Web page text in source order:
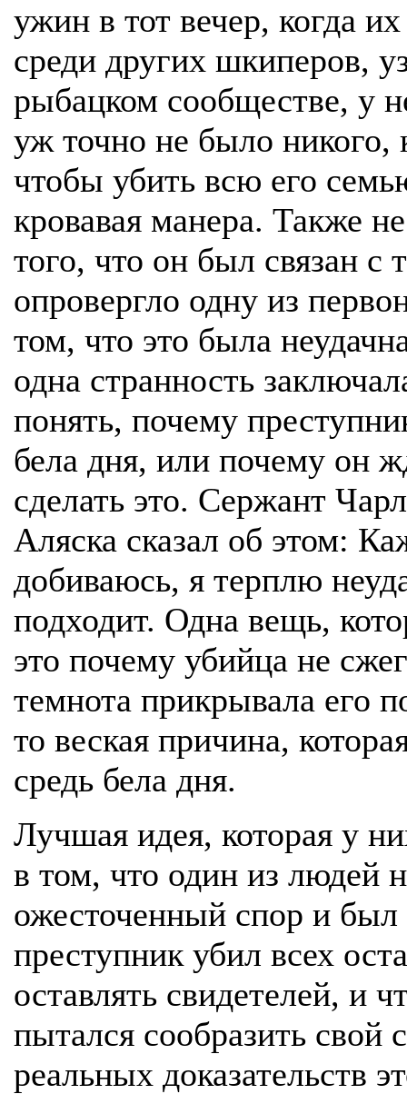
ужин в тот вечер, когда
среди других шкиперов,
рыбацком сообществе, у
уж точно не было никого,
чтобы убить всю его
кровавая манера. Также
того, что он был связан с
опровергло одну из
том, что это была
одна странность
понять, почему
бела дня, или почему он
сделать это. Сержант
Аляска сказал об этом:
добиваюсь, я терплю
подходит. Одна вещь,
это почему убийца не
темнота прикрывала его
то веская причина,
средь бела дня.
Лучшая идея, которая у
в том, что один из людей
ожесточенный спор и был
преступник убил всех
оставлять свидетелей, и
пытался сообразить
реальных доказательств